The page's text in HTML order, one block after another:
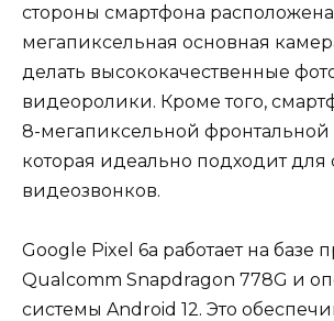
стороны смартфона расположена
мегапиксельная основная
делать высококачественные
видеоролики. Кроме того,
8-мегапиксельной
которая идеально подходит для
видеозвонков.
Google Pixel 6a работает на базе
Qualcomm Snapdragon 778G и
системы Android 12. Это